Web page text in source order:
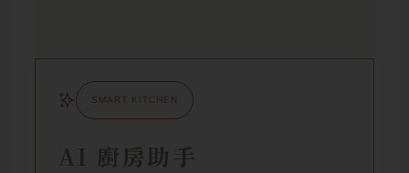
SMART KITCHEN
AI 廚房助手